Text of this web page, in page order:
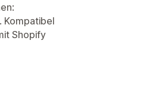
Kompatibel
Shopify